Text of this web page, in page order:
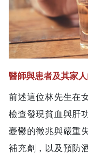
醫師與患者及其家
前述這位林先生在
檢查發現貧血與肝
憂鬱的徵兆與嚴重
補充劑，以及預防